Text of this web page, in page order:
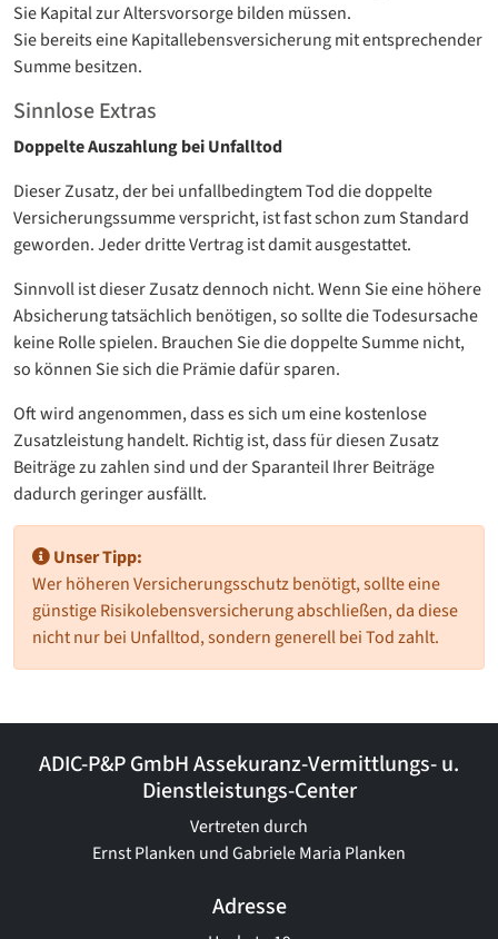
Sie Kapital zur Altersvorsorge bilden müssen.
Sie bereits eine Kapitallebensversicherung mit entsprechender
Summe besitzen.
Sinnlose Extras
Doppelte Auszahlung bei Unfalltod
Dieser Zusatz, der bei unfallbedingtem Tod die doppelte
Versicherungssumme verspricht, ist fast schon zum Standard
geworden. Jeder dritte Vertrag ist damit ausgestattet.
Sinnvoll ist dieser Zusatz dennoch nicht. Wenn Sie eine höhere
Absicherung tatsächlich benötigen, so sollte die Todesursache
keine Rolle spielen. Brauchen Sie die doppelte Summe nicht,
so können Sie sich die Prämie dafür sparen.
Oft wird angenommen, dass es sich um eine kostenlose
Zusatzleistung handelt. Richtig ist, dass für diesen Zusatz
Beiträge zu zahlen sind und der Sparanteil Ihrer Beiträge
dadurch geringer ausfällt.
Unser Tipp:
Wer höheren Versicherungsschutz benötigt, sollte eine
günstige Risikolebensversicherung abschließen, da diese
nicht nur bei Unfalltod, sondern generell bei Tod zahlt.
ADIC-P&P GmbH Assekuranz-Vermittlungs- u.
Dienstleistungs-Center
Vertreten durch
Ernst Planken und Gabriele Maria Planken
Adresse